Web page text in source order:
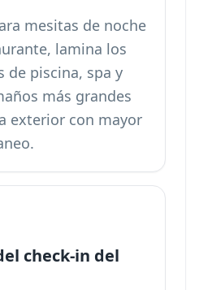
mesitas de noche
lamina los
de piscina, spa y
más grandes
exterior con mayor
check-in del